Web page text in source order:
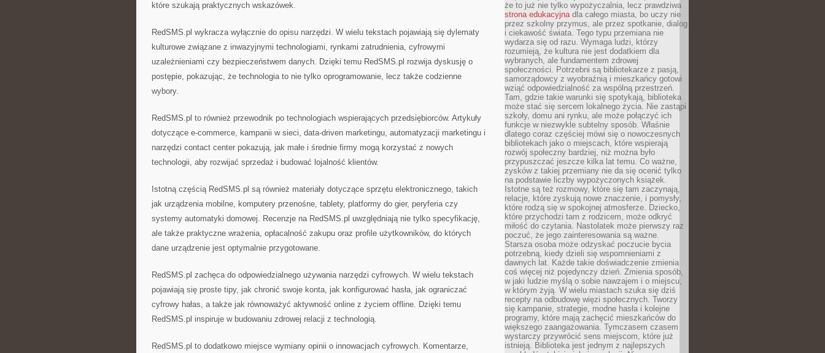
które szukają praktycznych wskazówek.
RedSMS.pl wykracza wyłącznie do opisu narzędzi. W wielu tekstach pojawiają się dylematy
kulturowe związane z inwazyjnymi technologiami, rynkami zatrudnienia, cyfrowymi
uzależnieniami czy bezpieczeństwem danych. Dzięki temu RedSMS.pl rozwija dyskusję o
postępie, pokazując, że technologia to nie tylko oprogramowanie, lecz także codzienne
wybory.
RedSMS.pl to również przewodnik po technologiach wspierających przedsiębiorców. Artykuły
dotyczące e-commerce, kampanii w sieci, data-driven marketingu, automatyzacji marketingu i
narzędzi contact center pokazują, jak małe i średnie firmy mogą korzystać z nowych
technologii, aby rozwijać sprzedaż i budować lojalność klientów.
Istotną częścią RedSMS.pl są również materiały dotyczące sprzętu elektronicznego, takich
jak urządzenia mobilne, komputery przenośne, tablety, platformy do gier, peryferia czy
systemy automatyki domowej. Recenzje na RedSMS.pl uwzględniają nie tylko specyfikację,
ale także praktyczne wrażenia, opłacalność zakupu oraz profile użytkowników, do których
dane urządzenie jest optymalnie przygotowane.
RedSMS.pl zachęca do odpowiedzialnego używania narzędzi cyfrowych. W wielu tekstach
pojawiają się proste tipy, jak chronić swoje konta, jak konfigurować hasła, jak ograniczać
cyfrowy hałas, a także jak równoważyć aktywność online z życiem offline. Dzięki temu
RedSMS.pl inspiruje w budowaniu zdrowej relacji z technologią.
RedSMS.pl to dodatkowo miejsce wymiany opinii o innowacjach cyfrowych. Komentarze,
że to już nie tylko wypożyczalnia, lecz prawdziwa
strona edukacyjnadla całego miasta, bo uczy nie
przez szkolny przymus, ale przez spotkanie, dialog
i ciekawość świata. Tego typu przemiana nie
wydarza się od razu. Wymaga ludzi, którzy
rozumieją, że kultura nie jest dodatkiem dla
wybranych, ale fundamentem zdrowej
społeczności. Potrzebni są bibliotekarze z pasją,
samorządowcy z wyobraźnią i mieszkańcy gotowi
wziąć odpowiedzialność za wspólną przestrzeń.
Tam, gdzie takie warunki się spotykają, biblioteka
może stać się sercem lokalnego życia. Nie zastąpi
szkoły, domu ani rynku, ale może połączyć ich
funkcje w niezwykle subtelny sposób. Właśnie
dlatego coraz częściej mówi się o nowoczesnych
bibliotekach jako o miejscach, które wspierają
rozwój społeczny bardziej, niż można było
przypuszczać jeszcze kilka lat temu. Co ważne,
zysków z takiej przemiany nie da się ocenić tylko
na podstawie liczby wypożyczonych książek.
Istotne są też rozmowy, które się tam zaczynają,
relacje, które zyskują nowe znaczenie, i pomysły,
które rodzą się w spokojnej atmosferze. Dziecko,
które przychodzi tam z rodzicem, może odkryć
miłość do czytania. Nastolatek może pierwszy raz
poczuć, że jego zainteresowania są ważne.
Starsza osoba może odzyskać poczucie bycia
potrzebną, kiedy dzieli się wspomnieniami z
dawnych lat. Każde takie doświadczenie zmienia
coś więcej niż pojedynczy dzień. Zmienia sposób,
w jaki ludzie myślą o sobie nawzajem i o miejscu,
w którym żyją. W wielu miastach szuka się dziś
recepty na odbudowę więzi społecznych. Tworzy
się kampanie, strategie, modne hasła i kolejne
programy, które mają zachęcić mieszkańców do
większego zaangażowania. Tymczasem czasem
wystarczy przywrócić sens miejscom, które już
istnieją. Biblioteka jest jednym z najlepszych